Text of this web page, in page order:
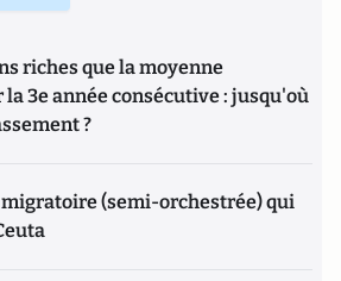
riches que la moyenne
3e année consécutive : jusqu'où
?
(semi-orchestrée) qui